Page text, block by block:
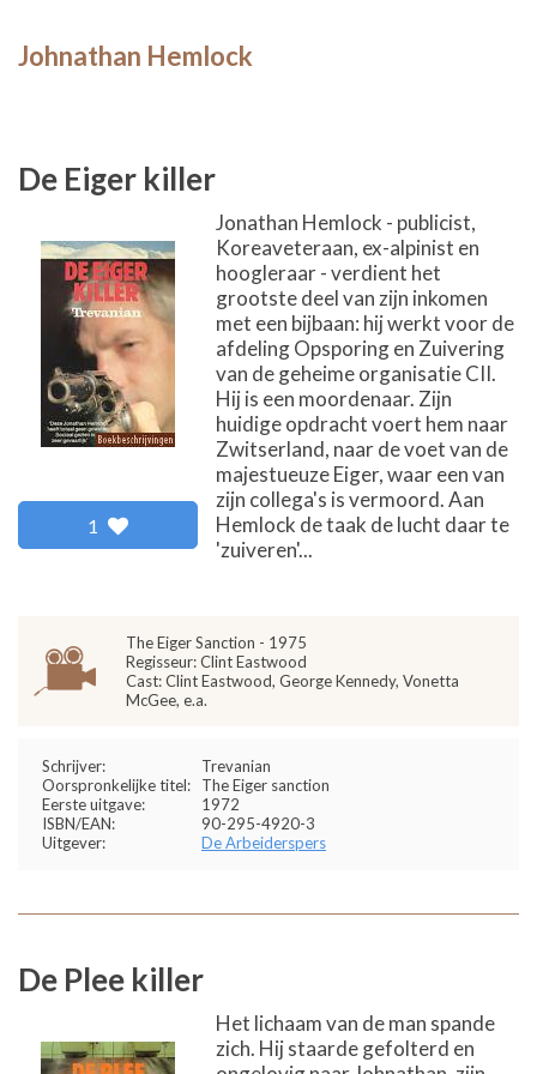
Johnathan Hemlock
De Eiger killer
1
Jonathan Hemlock - publicist,
Koreaveteraan, ex-alpinist en
hoogleraar - verdient het
grootste deel van zijn inkomen
met een bijbaan: hij werkt voor de
afdeling Opsporing en Zuivering
van de geheime organisatie CII.
Hij is een moordenaar. Zijn
huidige opdracht voert hem naar
Zwitserland, naar de voet van de
majestueuze Eiger, waar een van
zijn collega's is vermoord. Aan
Hemlock de taak de lucht daar te
'zuiveren'...
The Eiger Sanction - 1975
Regisseur: Clint Eastwood
Cast: Clint Eastwood, George Kennedy, Vonetta
McGee, e.a.
Schrijver:
Trevanian
Oorspronkelijke titel:
The Eiger sanction
Eerste uitgave:
1972
ISBN/EAN:
90-295-4920-3
Uitgever:
De Arbeiderspers
De Plee killer
Het lichaam van de man spande
zich. Hij staarde gefolterd en